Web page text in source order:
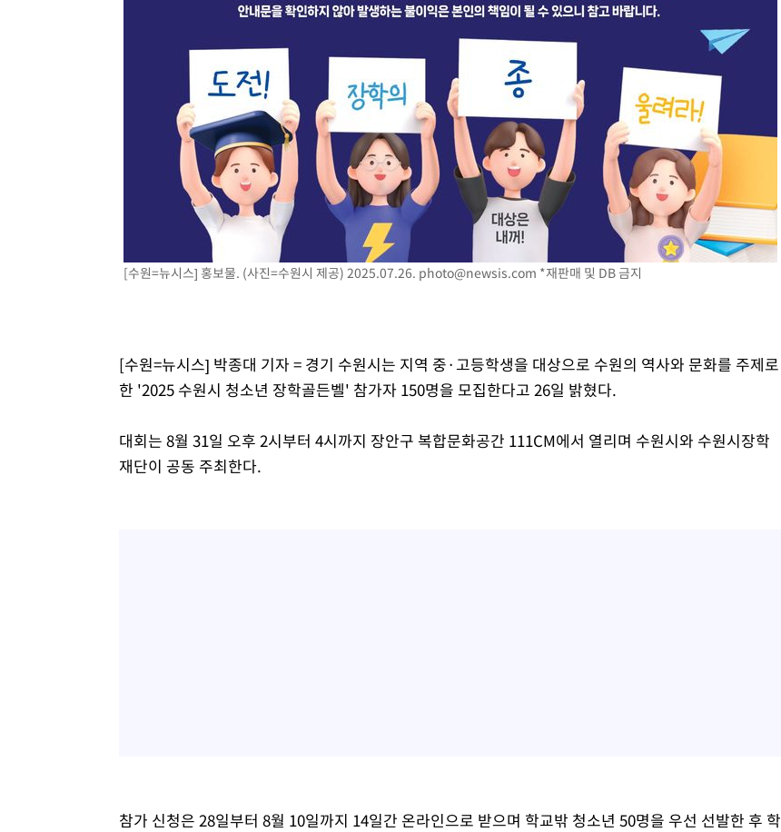
[수원=뉴시스] 홍보물. (사진=수원시 제공) 2025.07.26. photo@newsis.com *재판매 및 DB 금지
[수원=뉴시스] 박종대 기자 = 경기 수원시는 지역 중·고등학생을 대상으로 수원의 역사와 문화를 주제로
한 '2025 수원시 청소년 장학골든벨' 참가자 150명을 모집한다고 26일 밝혔다.
대회는 8월 31일 오후 2시부터 4시까지 장안구 복합문화공간 111CM에서 열리며 수원시와 수원시장학
재단이 공동 주최한다.
참가 신청은 28일부터 8월 10일까지 14일간 온라인으로 받으며 학교밖 청소년 50명을 우선 선발한 후 학